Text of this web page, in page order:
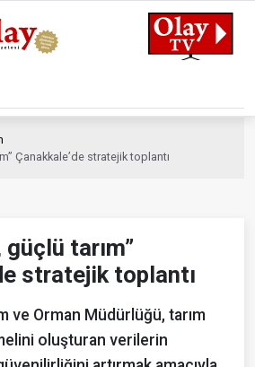
Çanakkale’de stratejik toplantı
tarım”
stratejik toplantı
ve Orman Müdürlüğü, tarım
oluşturan verilerin